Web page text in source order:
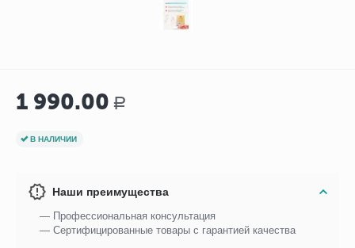
1 990.00 Р
В НАЛИЧИИ
Наши преимущества
— Профессиональная консультация
— Сертифицированные товары с гарантией качества